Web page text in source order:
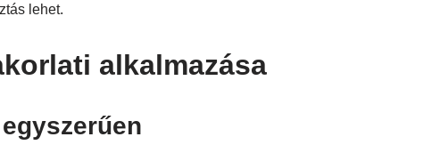
lehet.
alkalmazása